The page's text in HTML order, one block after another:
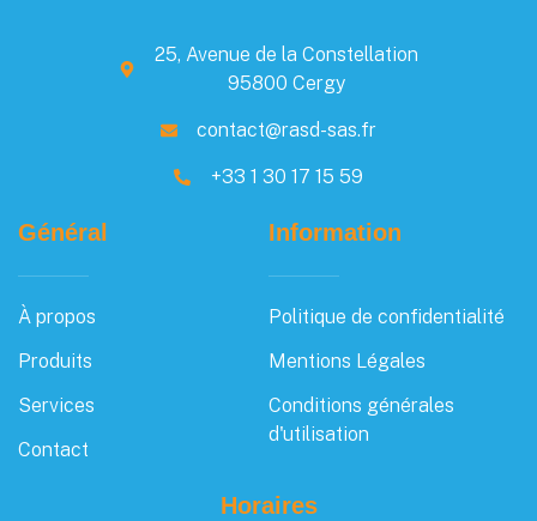
25, Avenue de la Constellation
95800 Cergy
contact@rasd-sas.fr
+33 1 30 17 15 59
Général
À propos
Produits
Services
Contact
Information
Politique de confidentialité
Mentions Légales
Conditions générales
d'utilisation
Horaires